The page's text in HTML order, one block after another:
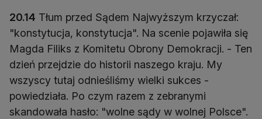
20.14 Tłum przed Sądem Najwyższym krzyczał:
"konstytucja, konstytucja". Na scenie pojawiła się
Magda Filiks z Komitetu Obrony Demokracji. - Ten
dzień przejdzie do historii naszego kraju. My
wszyscy tutaj odnieśliśmy wielki sukces -
powiedziała. Po czym razem z zebranymi
skandowała hasło: "wolne sądy w wolnej Polsce".